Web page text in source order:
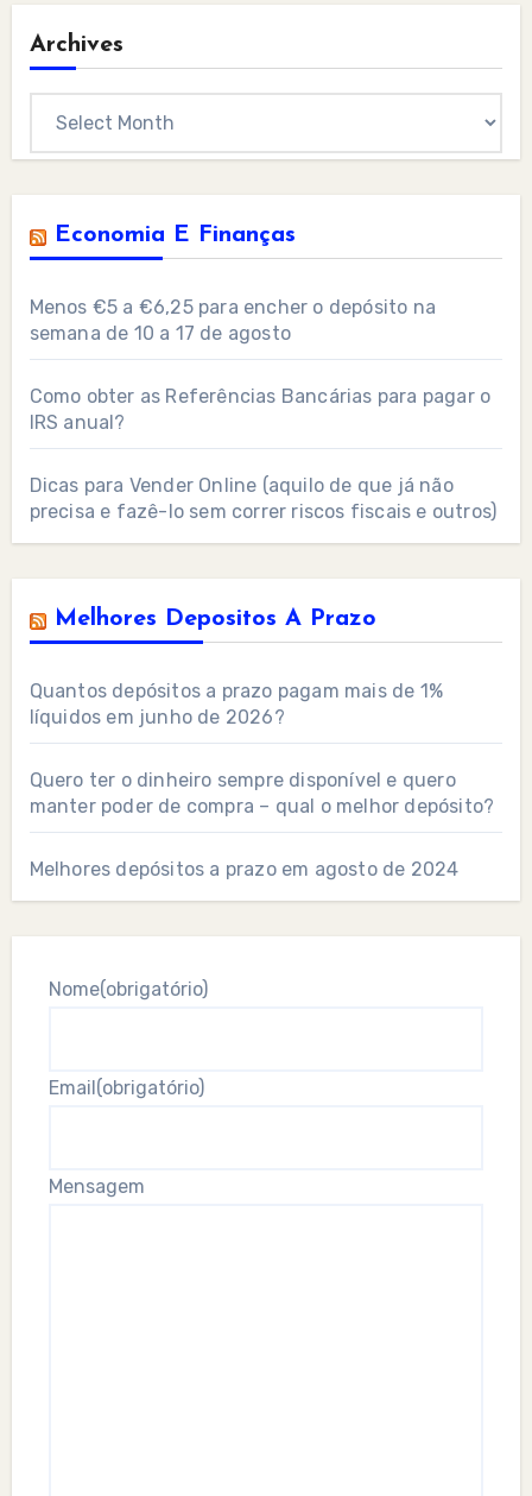
Archives
Economia E Finanças
Menos €5 a €6,25 para encher o depósito na
semana de 10 a 17 de agosto
Como obter as Referências Bancárias para pagar o
IRS anual?
Dicas para Vender Online (aquilo de que já não
precisa e fazê-lo sem correr riscos fiscais e outros)
Melhores Depositos A Prazo
Quantos depósitos a prazo pagam mais de 1%
líquidos em junho de 2026?
Quero ter o dinheiro sempre disponível e quero
manter poder de compra – qual o melhor depósito?
Melhores depósitos a prazo em agosto de 2024
Nome(obrigatório)
Email (obrigatório)
Mensagem